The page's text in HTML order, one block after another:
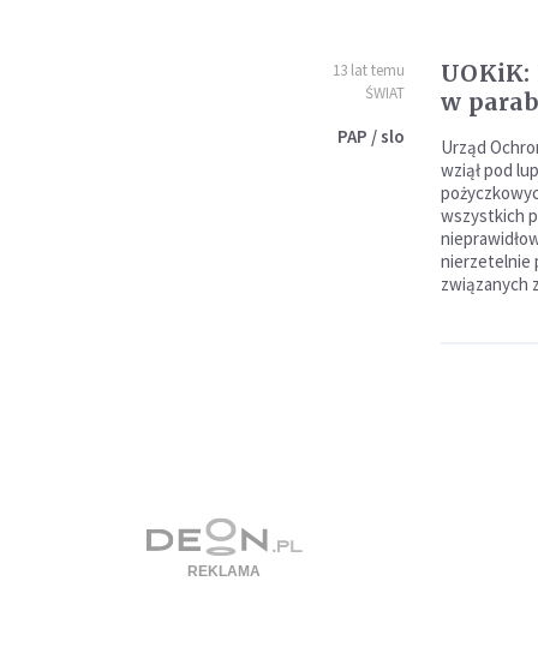
13 lat temu
ŚWIAT
PAP / slo
w
Urząd
wziął pod
wszystkich
nierzetelnie
związanych